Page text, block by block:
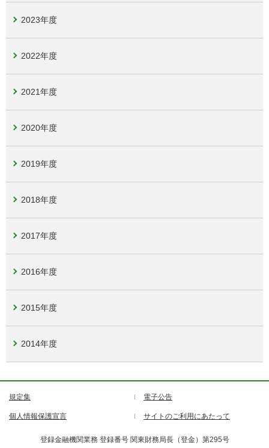
2023年度
2022年度
2021年度
2020年度
2019年度
2018年度
2017年度
2016年度
2015年度
2014年度
規定集 電子公告
個人情報保護宣言 サイトのご利用にあたって
登録金融機関業務 登録番号 関東財務局長（登金）第295号